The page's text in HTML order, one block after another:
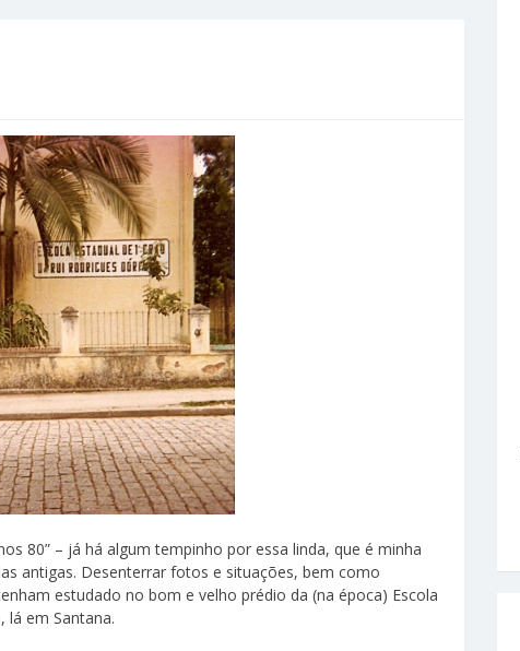
80” – já há algum tempinho por essa linda, que é minha
antigas. Desenterrar fotos e situações, bem como
estudado no bom e velho prédio da (na época) Escola
lá em Santana.